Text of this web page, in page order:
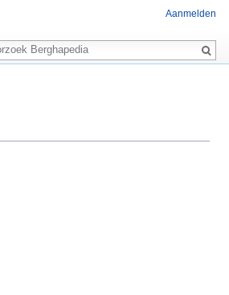
Aanmelden